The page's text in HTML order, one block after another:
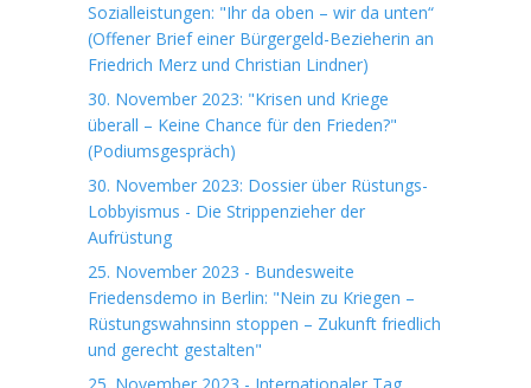
Sozialleistungen: "Ihr da oben – wir da unten“
(Offener Brief einer Bürgergeld-Bezieherin an
Friedrich Merz und Christian Lindner)
30. November 2023: "Krisen und Kriege
überall – Keine Chance für den Frieden?"
(Podiumsgespräch)
30. November 2023: Dossier über Rüstungs-
Lobbyismus - Die Strippenzieher der
Aufrüstung
25. November 2023 - Bundesweite
Friedensdemo in Berlin: "Nein zu Kriegen –
Rüstungswahnsinn stoppen – Zukunft friedlich
und gerecht gestalten"